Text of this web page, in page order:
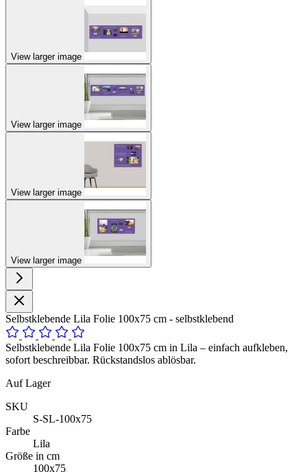
View larger image
View larger image
View larger image
View larger image
Selbstklebende Lila Folie 100x75 cm - selbstklebend
Selbstklebende Lila Folie 100x75 cm in Lila – einfach aufkleben,
sofort beschreibbar. Rückstandslos ablösbar.
Auf Lager
SKU
S-SL-100x75
Farbe
Lila
Größe in cm
100x75